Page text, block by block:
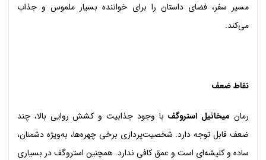
مسیر سفر، فضای داستان را برای خواننده بسیار ملموس و جذاب
می‌کند.
نقاط ضعف
رمان میخائیل استروگف با وجود جذابیت و کشش روایی بالا، چند
ضعف قابل توجه دارد. شخصیت‌پردازی برخی چهره‌ها، به‌ویژه دشمنان،
ساده و کلیشه‌ای است و عمق کافی ندارد. همچنین استروگف در بسیاری